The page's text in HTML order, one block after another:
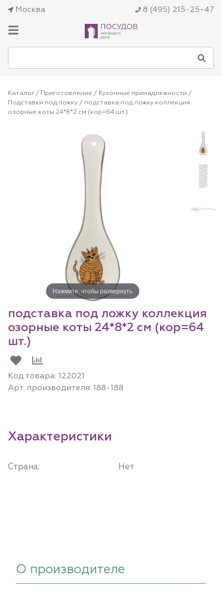
Москва 8 (495) 215-25-47
Каталог/ Приготовление / Кухонные принадлежности /
Подставки под ложку / подставка под ложку коллекция
озорные коты 24*8*2 см (кор=64 шт.)
Нажмите, чтобы развернуть
подставка под ложку коллекция
озорные коты 24*8*2 см (кор=64
шт.)
Код товара: 122021
Арт. производителя: 188-188
Характеристики
Страна: Нет
О производителе